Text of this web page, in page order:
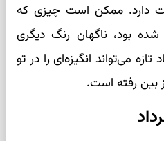
دارد. ممکن است چیزی که
بود، ناگهان رنگ دیگری
می‌تواند انگیزه‌ای را در تو
بین رفته است.